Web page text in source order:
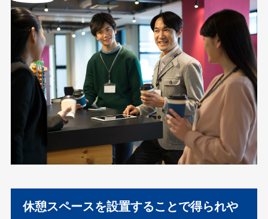
休憩スペースを設置することで得られや